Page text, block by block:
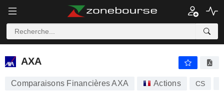
AXA
AXA
Comparaisons Financières AXA Actions CS